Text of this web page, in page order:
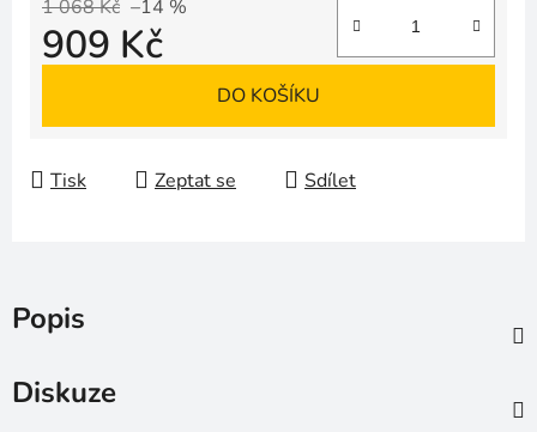
1 068 Kč –14 %
909 Kč
DO KOŠÍKU
Tisk Zeptat se Sdílet
Popis
Diskuze